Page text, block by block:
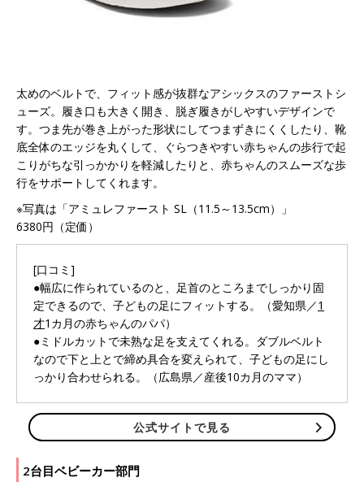
太めのベルトで、フィット感が抜群なアシックスのファーストシ
ューズ。履き口も大きく開き、脱ぎ履きがしやすいデザインで
す。つま先が巻き上がった形状にしてつまずきにくくしたり、靴
底全体のエッジを丸くして、ぐらつきやすい赤ちゃんの歩行で起
こりがちな引っかかりを軽減したりと、赤ちゃんのスムーズな歩
行をサポートしてくれます。
※写真は「アミュレファースト SL（11.5～13.5cm）」
6380円（定価）
[口コミ]
●幅広に作られているのと、足首のところまでしっかり固
定できるので、子どもの足にフィットする。（愛知県／1
才1カ月の赤ちゃんのパパ）
●ミドルカットで未熟な足を支えてくれる。ダブルベルト
なので下と上とで締め具合を変えられて、子どもの足にし
っかり合わせられる。（広島県／産後10カ月のママ）
公式サイトで見る
2台目ベビーカー部門